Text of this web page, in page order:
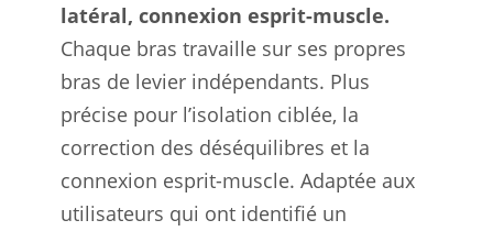
latéral, connexion esprit-muscle.
Chaque bras travaille sur ses propres
bras de levier indépendants. Plus
précise pour l’isolation ciblée, la
correction des déséquilibres et la
connexion esprit-muscle. Adaptée aux
utilisateurs qui ont identifié un